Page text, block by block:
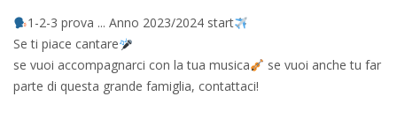
1-2-3 prova ... Anno 2023/2024 start
Se ti piace cantare
se vuoi accompagnarci con la tua musica
se vuoi anche tu far
parte di questa grande famiglia, contattaci!